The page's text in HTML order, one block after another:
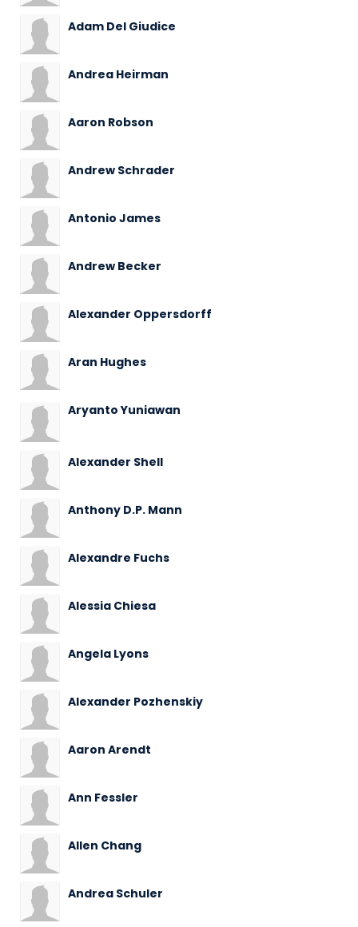
Adam Del Giudice
Andrea Heirman
Aaron Robson
Andrew Schrader
Antonio James
Andrew Becker
Alexander Oppersdorff
Aran Hughes
Aryanto Yuniawan
Alexander Shell
Anthony D.P. Mann
Alexandre Fuchs
Alessia Chiesa
Angela Lyons
Alexander Pozhenskiy
Aaron Arendt
Ann Fessler
Allen Chang
Andrea Schuler